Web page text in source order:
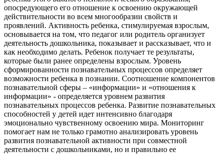
опосредующего его отношение к освоению окружающей
действительности во всем многообразии свойств и
проявлений. Активность ребенка, стимулируемая взрослым,
основывается на том, что педагог или родитель организует
деятельность дошкольника, показывает и рассказывает, что и
как необходимо делать. Ребенок получает те результаты,
которые были ранее определены взрослым. Уровень
сформированности познавательных процессов определяет
возможности ребенка в познании. Соотношение компонентов
познавательной сферы – «информации» и «отношения к
информации» - определяется уровнем развития
познавательных процессов ребенка. Развитие познавательных
способностей у детей идет интенсивно благодаря
эмоционально чувственному освоению мира. Мониторинг
помогает нам не только грамотно анализировать уровень
развития познавательной активности при совместной
деятельности с дошкольниками, но и правильно ее